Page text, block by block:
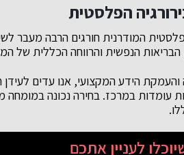
הפלסטית
המודרנית חורגים הרבה מעבר
הנפשית והרווחה הכללית של
הידע המקצועי, אנו עדים
עומדות במרכז. בחירה נכונה
לעניין אתכם